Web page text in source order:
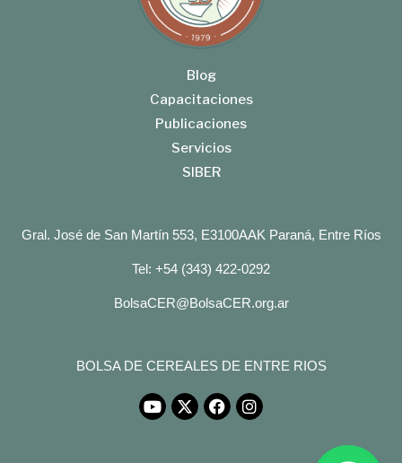
Blog
Capacitaciones
Publicaciones
Servicios
SIBER
Gral. José de San Martín 553, E3100AAK Paraná, Entre Ríos
Tel: +54 (343) 422-0292
BolsaCER@BolsaCER.org.ar
BOLSA DE CEREALES DE ENTRE RIOS